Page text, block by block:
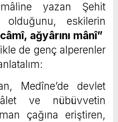
yazan Şehit
olduğunu, eskilerin
ağyârını mânî”
de genç alperenler
Medîne’de devlet
ve nübüvvetin
çağına eriştiren,